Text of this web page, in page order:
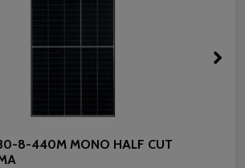
8-440M MONO HALF CUT